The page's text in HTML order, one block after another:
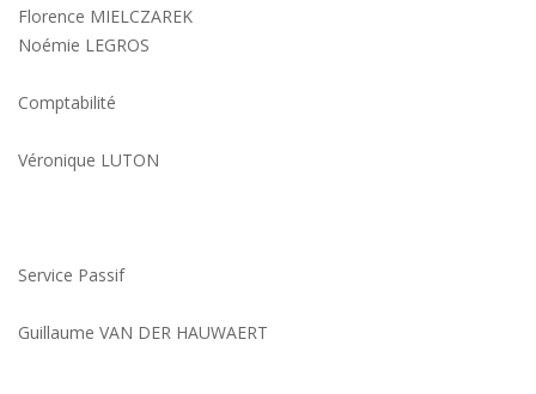
Florence MIELCZAREK
Noémie LEGROS
Comptabilité
Véronique LUTON
Service Passif
Guillaume VAN DER HAUWAERT